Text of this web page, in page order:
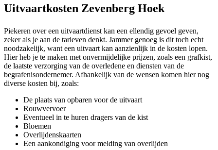
Uitvaartkosten Zevenberg Hoek
Piekeren over een uitvaartdienst kan een ellendig gevoel geven,
zeker als je aan de tarieven denkt. Jammer genoeg is dit toch echt
noodzakelijk, want een uitvaart kan aanzienlijk in de kosten lopen.
Hier heb je te maken met onvermijdelijke prijzen, zoals een grafkist,
de laatste verzorging van de overledene en diensten van de
begrafenisondernemer. Afhankelijk van de wensen komen hier nog
diverse kosten bij, zoals:
De plaats van opbaren voor de uitvaart
Rouwvervoer
Eventueel in te huren dragers van de kist
Bloemen
Overlijdenskaarten
Een aankondiging voor melding van overlijden